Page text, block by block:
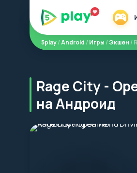
5play/Android /Игры /Экшен /
Rage City -
на Андроид